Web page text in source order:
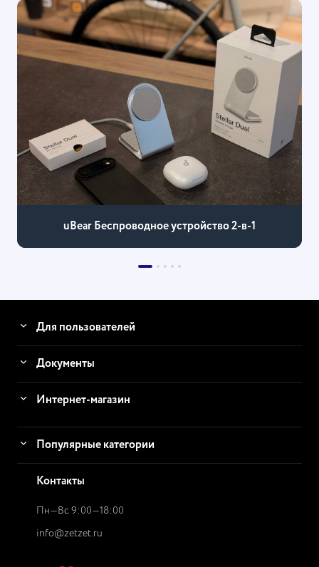
uBear Беспроводное устройство 2-в-1
Для пользователей
Документы
Интернет-магазин
Популярные категории
Контакты
Пн—Вс 9:00—18:00
info@zetzet.ru